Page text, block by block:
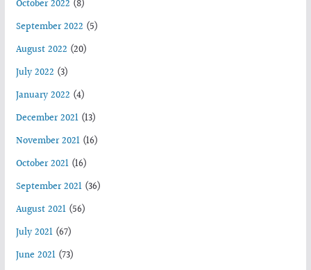
October 2022 (8)
September 2022 (5)
August 2022 (20)
July 2022 (3)
January 2022 (4)
December 2021(13)
November 2021(16)
October 2021(16)
September 2021(36)
August 2021(56)
July 2021(67)
June 2021(73)